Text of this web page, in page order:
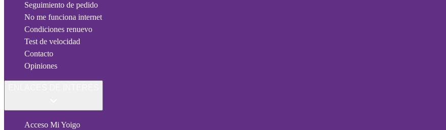
Seguimiento de pedido
No me funciona internet
Condiciones renuevo
Test de velocidad
Contacto
Opiniones
Acceso Mi Yoigo